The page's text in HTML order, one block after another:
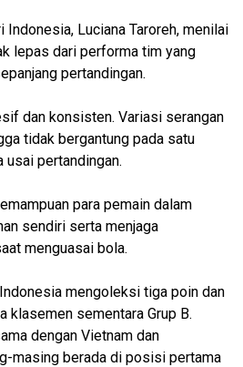
Luciana Taroreh, menilai
lepas dari performa tim yang
pertandingan.
dan konsisten. Variasi serangan
tidak bergantung pada satu
usai pertandingan.
para pemain dalam
sendiri serta menjaga
menguasai bola.
mengoleksi tiga poin dan
sementara Grup B.
dengan Vietnam dan
masing berada di posisi pertama